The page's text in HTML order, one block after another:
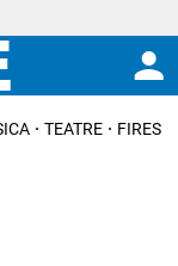
TEATRE FIRES I